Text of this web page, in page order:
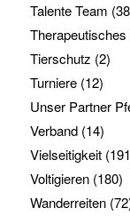
Talente Team
Therapeutisches
Tierschutz (2)
Turniere(12)
Unser Partner
Verband(14)
Vielseitigkeit
Voltigieren(180)
Wanderreiten